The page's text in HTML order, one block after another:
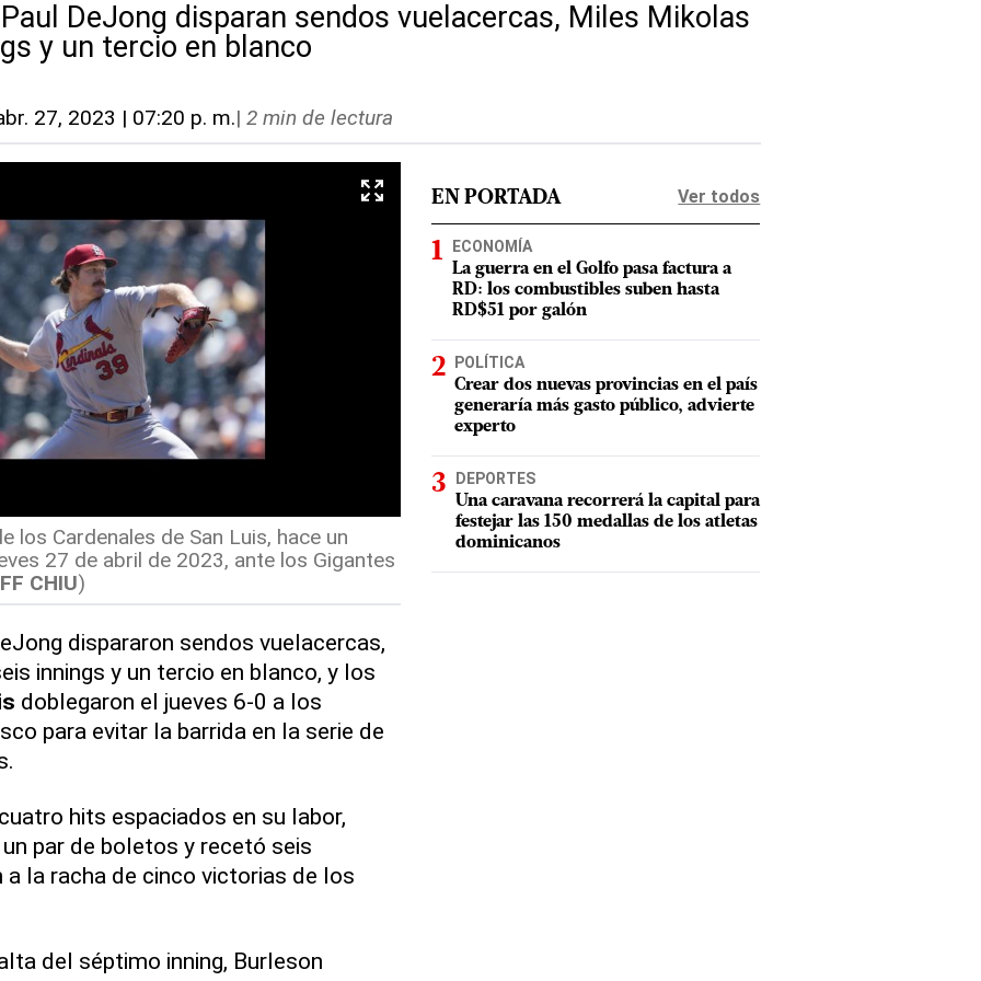
DeJong disparan sendos vuelacercas, Miles Mikolas
y un tercio en blanco
27, 2023 | 07:20 p. m.| 2 min de lectura
los Cardenales de San Luis, hace un
27 de abril de 2023, ante los Gigantes
CHIU)
dispararon sendos vuelacercas,
innings y un tercio en blanco, y los
doblegaron el jueves 6-0 a los
para evitar la barrida en la serie de
hits espaciados en su labor,
par de boletos y recetó seis
a la racha de cinco victorias de los
del séptimo inning, Burleson
EN PORTADA Ver todos
ECONOMÍA
La guerra en el Golfo pasa factura a
RD: los combustibles suben hasta
RD$51 por galón
POLÍTICA
Crear dos nuevas provincias en el país
generaría más gasto público, advierte
experto
DEPORTES
Una caravana recorrerá la capital para
festejar las 150 medallas de los atletas
dominicanos